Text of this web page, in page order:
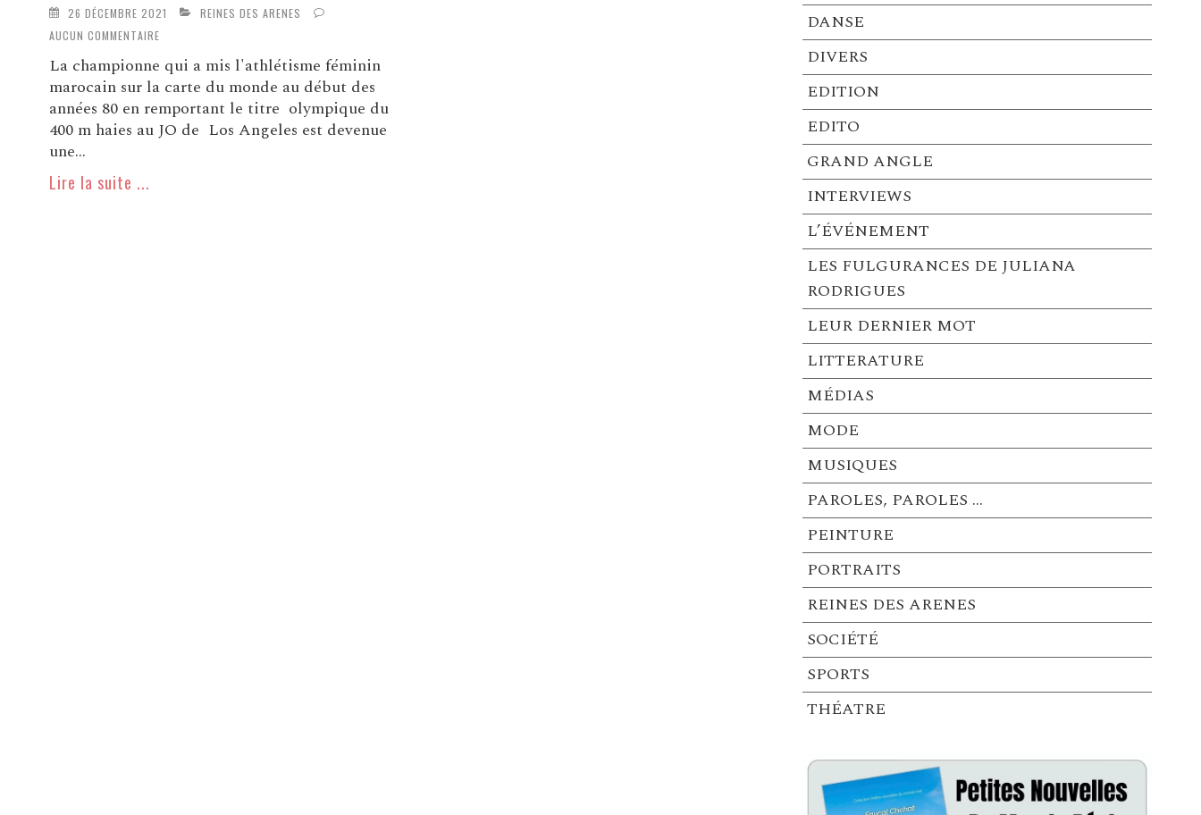
26 DÉCEMBRE 2021
REINES DES ARENES
AUCUN COMMENTAIRE
La championne qui a mis l'athlétisme féminin
marocain sur la carte du monde au début des
années 80 en remportant le titre olympique du
400 m haies au JO de Los Angeles est devenue
une...
Lire la suite ...
DANSE
DIVERS
EDITION
EDITO
GRAND ANGLE
INTERVIEWS
L’ÉVÉNEMENT
LES FULGURANCES DE JULIANA
RODRIGUES
LEUR DERNIER MOT
LITTERATURE
MÉDIAS
MODE
MUSIQUES
PAROLES, PAROLES …
PEINTURE
PORTRAITS
REINES DES ARENES
SOCIÉTÉ
SPORTS
THÉATRE